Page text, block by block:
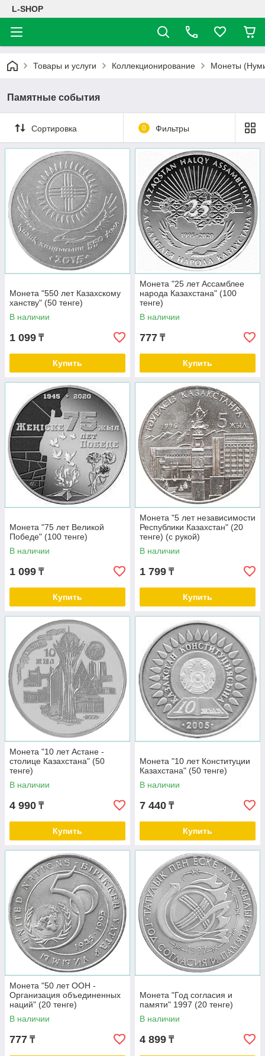
L-SHOP
Товары и услуги Коллекционирование Монеты
Памятные события
Сортировка 0 Фильтры
Монета "550 лет Казахскому
ханству" (50 тенге)
В наличии
1 099 ₸
Купить
Монета "25 лет Ассамблее
народа Казахстана" (100
тенге)
В наличии
777 ₸
Купить
Монета "75 лет Великой
Победе" (100 тенге)
В наличии
1 099 ₸
Купить
Монета "5 лет независимости
Республики Казахстан" (20
тенге) (с рукой)
В наличии
1 799 ₸
Купить
Монета "10 лет Астане -
столице Казахстана" (50
тенге)
В наличии
4 990 ₸
Купить
Монета "10 лет Конституции
Казахстана" (50 тенге)
В наличии
7 440 ₸
Купить
Монета "50 лет ООН -
Организация объединенных
наций" (20 тенге)
В наличии
777 ₸
Монета "Год согласия и
памяти" 1997 (20 тенге)
В наличии
4 899 ₸